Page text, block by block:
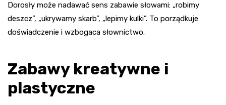
Dorosły może nadawać sens zabawie słowami: „robimy
deszcz”, „ukrywamy skarb”, „lepimy kulki”. To porządkuje
doświadczenie i wzbogaca słownictwo.
Zabawy kreatywne i
plastyczne